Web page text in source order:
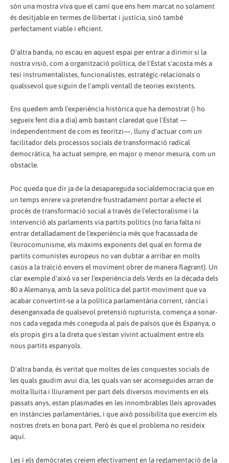
són una mostra viva que el camí que ens hem marcat no solament
és desitjable en termes de llibertat i justícia, sinó també
perfectament viable i eficient.
D'altra banda, no escau en aquest espai per entrar a dirimir si la
nostra visió, com a organització política, de l'Estat s'acosta més a
tesi instrumentalistes, funcionalistes, estratègic-relacionals o
qualssevol que siguin de l'ampli ventall de teories existents.
Ens quedem amb l'experiència històrica que ha demostrat (i ho
segueix fent dia a dia) amb bastant claredat que l'Estat —
independentment de com es teoritzi—, lluny d'actuar com un
facilitador dels processos socials de transformació radical
democràtica, ha actuat sempre, en major o menor mesura, com un
obstacle.
Poc queda que dir ja de la desapareguda socialdemocracia que en
un temps enrere va pretendre frustradament portar a efecte el
procés de transformació social a través de l'electoralisme i la
intervenció als parlaments via partits polítics (no faria falta ni
entrar detalladament de l'experiència més que fracassada de
l'eurocomunisme, els màxims exponents del qual en forma de
partits comunistes europeus no van dubtar a arribar en molts
casos a la traïció envers el moviment obrer de manera flagrant). Un
clar exemple d'això va ser l'experiència dels Verds en la dècada dels
80 a Alemanya, amb la seva política del partit-moviment que va
acabar convertint-se a la política parlamentària corrent, rància i
desenganxada de qualsevol pretensió rupturista, comença a sonar-
nos cada vegada més coneguda al país de països que és Espanya, o
els propis girs a la dreta que s'estan vivint actualment entre els
nous partits espanyols.
D'altra banda, és veritat que moltes de les conquestes socials de
les quals gaudim avui dia, les quals van ser aconseguides arran de
molta lluita i lliurament per part dels diversos moviments en els
passats anys, estan plasmades en les innombrables lleis aprovades
en instàncies parlamentàries, i que això possibilita que exercim els
nostres drets en bona part. Però és que el problema no resideix
aquí.
Les i els demòcrates creiem efectivament en la reglamentació de la